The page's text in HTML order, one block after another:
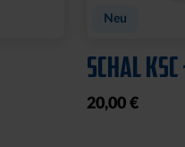
Neu
SCHAL
20,00 €